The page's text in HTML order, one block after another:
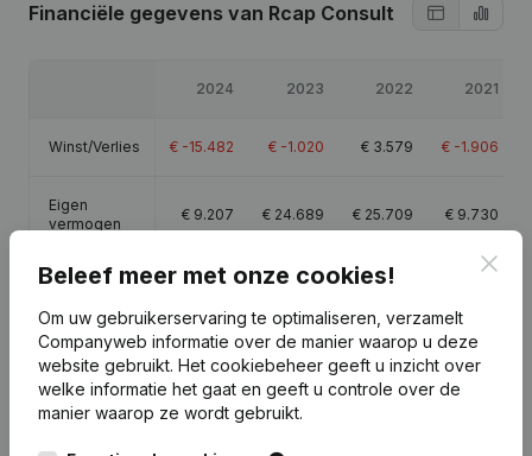
Financiële gegevens van Rcap Consult
2024 2023 2022 2021
Winst/Verlies € -15.482 € -1.020 € 3.579 € -1.906
Eigen
vermogen
€ 9.207 € 24.689 € 25.709 € 9.730
Brutomarge €-8.927 €12.892 €8.295
Publicatiesvan Rcap Consult
Beleef meer met onze cookies!
Om uw gebruikerservaring te optimaliseren, verzamelt
Companyweb informatie over de manier waarop u deze
website gebruikt. Het cookiebeheer geeft u inzicht over
welke informatie het gaat en geeft u controle over de
manier waarop ze wordt gebruikt.